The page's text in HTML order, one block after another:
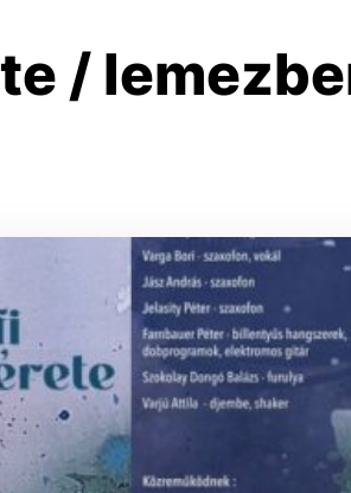
/
urobiť webové stránky
k zabezpečeným oblastiam webovej